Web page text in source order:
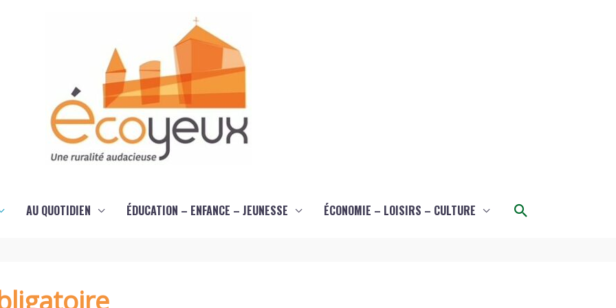
AU QUOTIDIEN ÉDUCATION – ENFANCE – JEUNESSE ÉCONOMIE – LOISIRS – CULTURE Rechercher